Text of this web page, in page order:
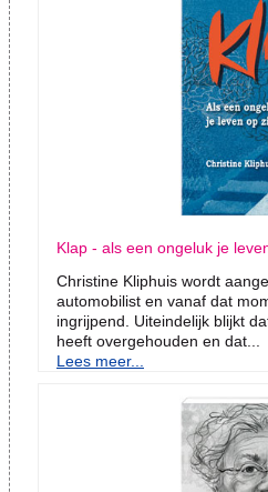
Klap - als een ongeluk je
Christine Kliphuis wordt
automobilist en vanaf dat
ingrijpend. Uiteindelijk blijkt
heeft overgehouden en dat...
Lees meer...